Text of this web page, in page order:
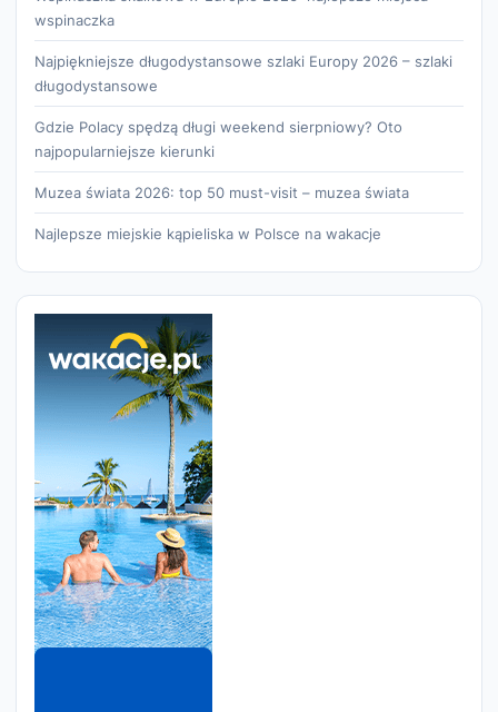
wspinaczka
Najpiękniejsze długodystansowe szlaki Europy 2026 – szlaki
długodystansowe
Gdzie Polacy spędzą długi weekend sierpniowy? Oto
najpopularniejsze kierunki
Muzea świata 2026: top 50 must-visit – muzea świata
Najlepsze miejskie kąpieliska w Polsce na wakacje